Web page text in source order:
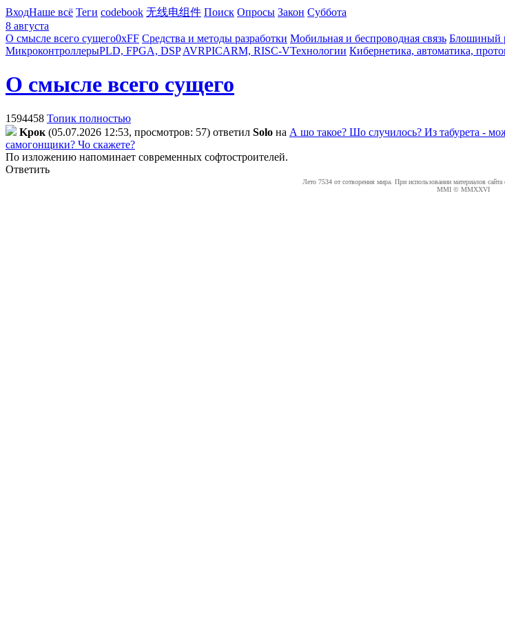
ВходНаше всё Теги codebook 无线电组件 Поиск Опросы Закон Суббота
8 августа
О смысле всего сущего0xFF Средства и методы разработки Мобильная и беспроводная связь Блошиный
МикроконтроллерыPLD, FPGA, DSP AVRPICARM, RISC-VТехнологии Кибернетика, автоматика,
О смысле всего сущего
1594458 Топик полностью
Kpoк (05.07.2026 12:53, просмотров: 57) ответил Solo на А шо такое? Шо случилось? Из табурета -
самогонщики? Чо скажете?
По изложению напоминает современных софтостроителей.
Ответить
Лето 7534 от сотворения мира. При использовании материалов сайта
MMI © MMXXVI